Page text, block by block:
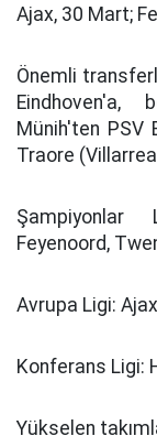
Ajax, 30 Mart;
Önemli
Eindhoven'a,
Münih'ten PSV
Traore
Şampiyonlar
Feyenoord,
Avrupa Ligi:
Konferans Ligi:
Yükselen